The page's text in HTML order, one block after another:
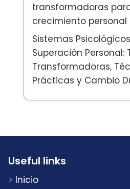
transformadoras
crecimiento personal
Sistemas
Superación Personal:
Transformadoras,
Prácticas y Cambio
Useful links
Inicio